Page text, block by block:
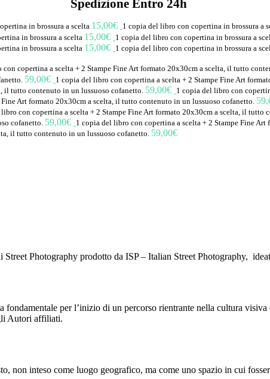
Spedizione Entro 24h
in brossura a scelta 15,00€ 1 copia del libro con copertina in brossura a
in brossura a scelta 15,00€ 1 copia del libro con copertina in brossura a
in brossura a scelta 15,00€ 1 copia del libro con copertina in brossura a
copertina a scelta + 2 Stampe Fine Art formato 20x30cm a scelta, il tutto
59,00€ 1 copia del libro con copertina a scelta + 2 Stampe Fine Art
il tutto contenuto in un lussuoso cofanetto. 59,00€ 1 copia del libro con
Art formato 20x30cm a scelta, il tutto contenuto in un lussuoso cofanetto.
con copertina a scelta + 2 Stampe Fine Art formato 20x30cm a scelta, il tutto
cofanetto. 59,00€ 1 copia del libro con copertina a scelta + 2 Stampe Fine
il tutto contenuto in un lussuoso cofanetto. 59,00€
Street Photography prodotto da ISP – Italian Street Photography,
fondamentale per l’inizio di un percorso rientrante nella cultura
Autori affiliati.
non inteso come luogo geografico, ma come uno spazio in cui